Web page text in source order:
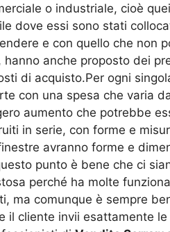
o industriale, cioè
dove essi sono stati
e con quello che non
hanno anche proposto dei
di acquisto.Per ogni
con una spesa che varia
aumento che potrebbe
in serie, con forme e
avranno forme e
punto è bene che ci
perché ha molte
ma comunque è sempre
il cliente invii esattamente